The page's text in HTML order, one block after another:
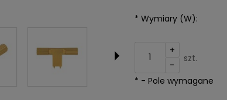
* Wymiary (W):
+
-
szt.
* - Pole wymagane